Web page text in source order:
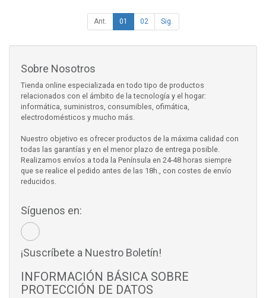
Ant. 01 02 Sig.
Sobre Nosotros
Tienda online especializada en todo tipo de productos
relacionados con el ámbito de la tecnología y el hogar:
informática, suministros, consumibles, ofimática,
electrodomésticos y mucho más.
Nuestro objetivo es ofrecer productos de la máxima calidad con
todas las garantías y en el menor plazo de entrega posible.
Realizamos envíos a toda la Península en 24-48 horas siempre
que se realice el pedido antes de las 18h., con costes de envío
reducidos.
Síguenos en:
¡Suscríbete a Nuestro Boletín!
INFORMACIÓN BÁSICA SOBRE
PROTECCIÓN DE DATOS